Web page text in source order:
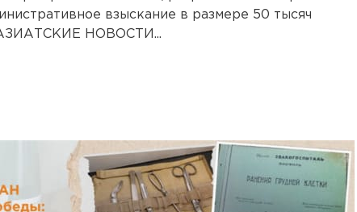
взыскание в размере 50 тысяч
НОВОСТИ...